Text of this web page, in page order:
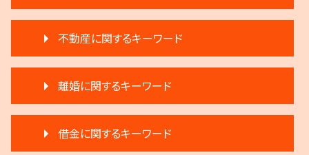
遺産分割 第三者
相続 遺産分割協議書
限定承認とは 弁護士
遺言 執行しない
相続人申告登記 デメリット
相続放棄 デメリット
不動産に関するキーワード
賃料増額 更新
不動産 明け渡し 強制執行
不動産 売る
不動産 明け渡し 弁護士
離婚に関するキーワード
離婚 不受理届
借金に関するキーワード